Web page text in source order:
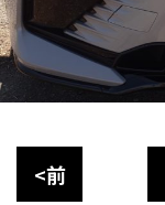
<前